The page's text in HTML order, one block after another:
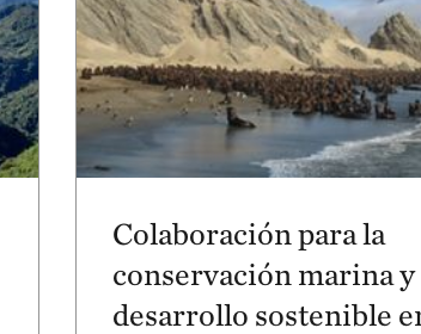
Colaboración para la
conservación marina y
desarrollo sostenible